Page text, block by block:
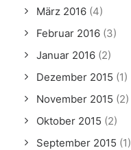
März 2016 (4)
Februar 2016 (3)
Januar 2016 (2)
Dezember 2015 (1)
November 2015 (2)
Oktober 2015 (2)
September 2015 (1)